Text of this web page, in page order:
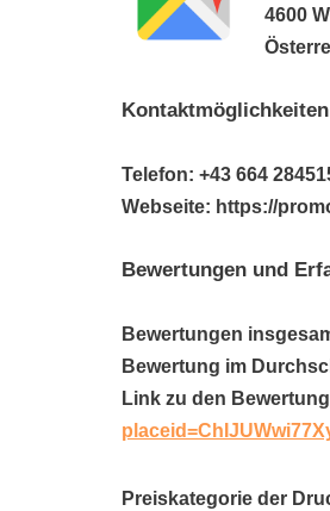
4600
Telefon: +43 664
Webseite: https://
Bewertungen und
Bewertungen
Bewertung im
Link zu den
Preiskategorie der